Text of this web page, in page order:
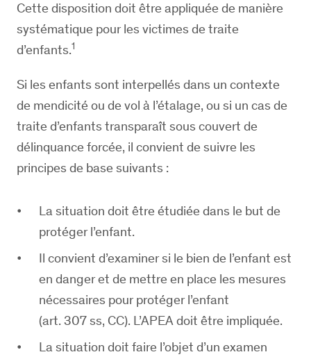
Cette disposition doit être appliquée de manière
systématique pour les victimes de traite
d’enfants.1
Si les enfants sont interpellés dans un contexte
de mendicité ou de vol à l’étalage, ou si un cas de
traite d’enfants transparaît sous couvert de
délinquance forcée, il convient de suivre les
principes de base suivants :
La situation doit être étudiée dans le but de
protéger l’enfant.
Il convient d’examiner si le bien de l’enfant est
en danger et de mettre en place les mesures
nécessaires pour protéger l’enfant
(art. 307 ss, CC). L’APEA doit être impliquée.
La situation doit faire l’objet d’un examen